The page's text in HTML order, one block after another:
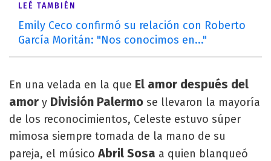
LEÉ TAMBIÉN
Emily Ceco confirmó su relación con Roberto
García Moritán: "Nos conocimos en..."
En una velada en la que El amor después del
amor y División Palermo se llevaron la mayoría
de los reconocimientos, Celeste estuvo súper
mimosa siempre tomada de la mano de su
pareja, el músicoAbril Sosa a quien blanqueó